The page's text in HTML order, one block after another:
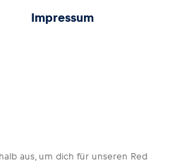
Impressum
aus, um dich für unseren Red